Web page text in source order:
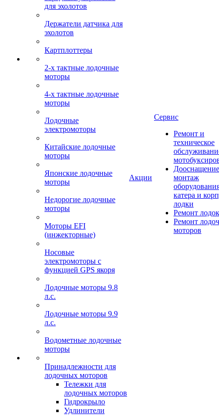
для эхолотов
Держатели датчика для
эхолотов
Картплоттеры
2-х тактные лодочные
моторы
4-х тактные лодочные
моторы
Лодочные
электромоторы
Китайские лодочные
моторы
Японские лодочные
моторы
Недорогие лодочные
моторы
Моторы EFI
(инжекторные)
Носовые
электромоторы с
функцией GPS якоря
Лодочные моторы 9.8
л.с.
Лодочные моторы 9.9
л.с.
Водометные лодочные
моторы
Принадлежности для
лодочных моторов
Тележки для
лодочных моторов
Гидрокрыло
Удлинители
Акции
Сервис
Ремонт и
техническое
монтаж
катера и
лодки
Ремонт
Ремонт
моторов